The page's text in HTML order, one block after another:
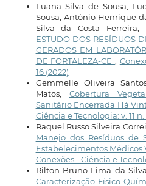
Luana Silva de Sousa,
Sousa, Antônio Henrique
Silva da Costa Ferreira,
ESTUDO DOS RESÍDUOS
GERADOS EM
DE FORTALEZA-CE
16 (2022)
Gemmelle Oliveira
Matos, Cobertura
Sanitário Encerrada Há
Ciência e Tecnologia: v. 11 n.
Raquel Russo Silveira
Manejo dos Resíduos de
Estabelecimentos Médicos
Conexões - Ciência e
Rilton Bruno Lima da
Caracterização Físico-